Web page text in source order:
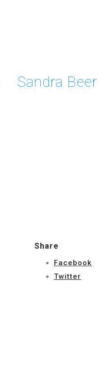
Sandra Beer
Share
Facebook
Twitter